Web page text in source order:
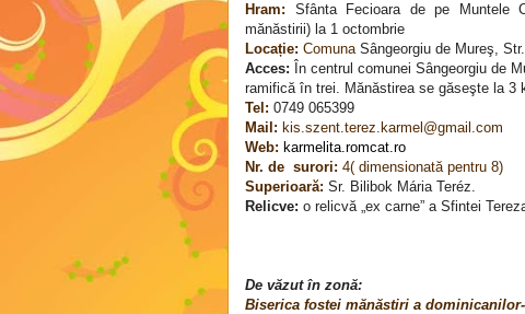
Hram: Sfânta Fecioara de pe Muntele
mănăstirii) la 1 octombrie
Locație: Comuna Sângeorgiu de Mureş,
Acces: În centrul comunei Sângeorgiu de
ramifică în trei. Mănăstirea se găseşte la 3
Tel: 0749 065399
Mail: kis.szent.terez.karmel@gmail.com
Web: karmelita.romcat.ro
Nr. de surori: 4( dimensionată pentru 8)
Superioară: Sr. Bilibok Mária Teréz.
Relicve: o relicvă „ex carne” a Sfintei
De văzut în zonă:
Biserica fostei mănăstiri a